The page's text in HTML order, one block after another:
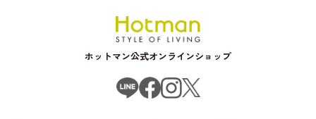
ホットマン公式オンラインショップ